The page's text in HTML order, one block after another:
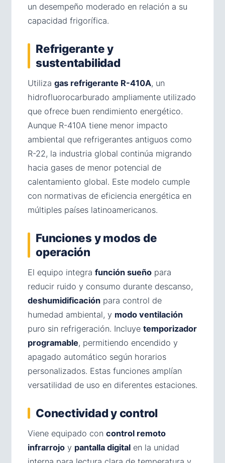
un desempeño moderado en relación a su
capacidad frigorífica.
Refrigerante y
sustentabilidad
Utiliza gas refrigerante R-410A, un
hidrofluorocarburado ampliamente utilizado
que ofrece buen rendimiento energético.
Aunque R-410A tiene menor impacto
ambiental que refrigerantes antiguos como
R-22, la industria global continúa migrando
hacia gases de menor potencial de
calentamiento global. Este modelo cumple
con normativas de eficiencia energética en
múltiples países latinoamericanos.
Funciones y modos de
operación
El equipo integra función sueño para
reducir ruido y consumo durante descanso,
deshumidificación para control de
humedad ambiental, y modo ventilación
puro sin refrigeración. Incluye temporizador
programable, permitiendo encendido y
apagado automático según horarios
personalizados. Estas funciones amplían
versatilidad de uso en diferentes estaciones.
Conectividad y control
Viene equipado con control remoto
infrarrojo y pantalla digital en la unidad